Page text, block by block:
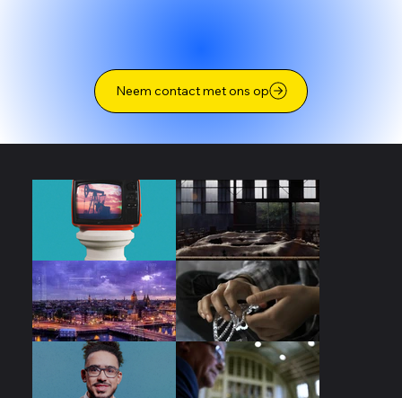
Neem contact met ons op